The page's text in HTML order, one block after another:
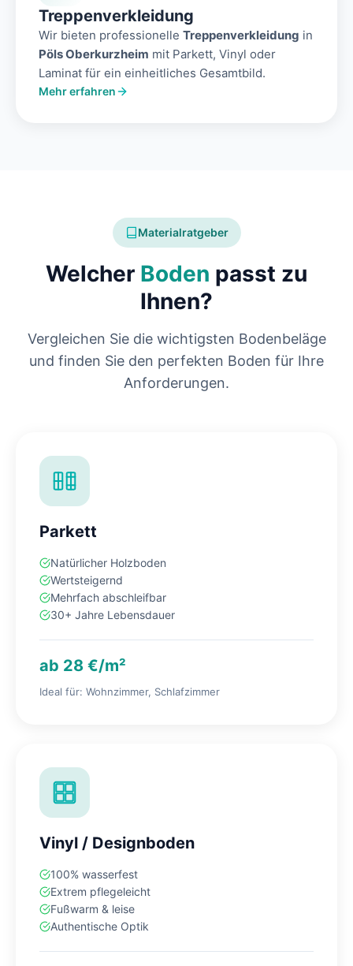
Treppenverkleidung
Wir bieten professionelle Treppenverkleidung in
Pöls Oberkurzheim mit Parkett, Vinyl oder
Laminat für ein einheitliches Gesamtbild.
Mehr erfahren
Materialratgeber
Welcher Boden passt zu
Ihnen?
Vergleichen Sie die wichtigsten Bodenbeläge
und finden Sie den perfekten Boden für Ihre
Anforderungen.
Parkett
Natürlicher Holzboden
Wertsteigernd
Mehrfach abschleifbar
30+ Jahre Lebensdauer
ab 28 €/m²
Ideal für: Wohnzimmer, Schlafzimmer
Vinyl / Designboden
100% wasserfest
Extrem pflegeleicht
Fußwarm & leise
Authentische Optik